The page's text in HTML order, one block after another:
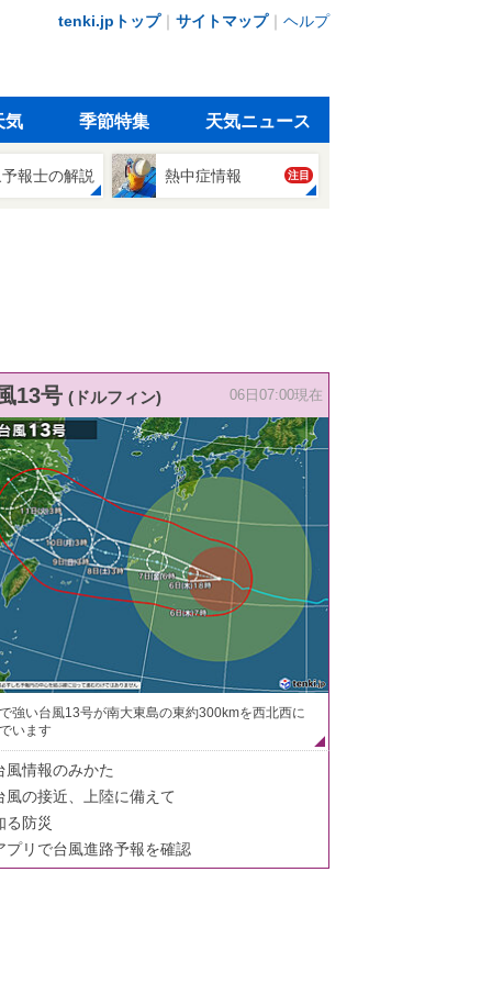
tenki.jpトップ｜ サイトマップ｜ ヘルプ
気 季節特集 天気ニュース
報士の解説 熱中症情報 注目
13号 (ドルフィン) 06日07:00現在
強い台風13号が南大東島の東約300kmを西北西に
います
風情報のみかた
風の接近、上陸に備えて
る防災
プリで台風進路予報を確認